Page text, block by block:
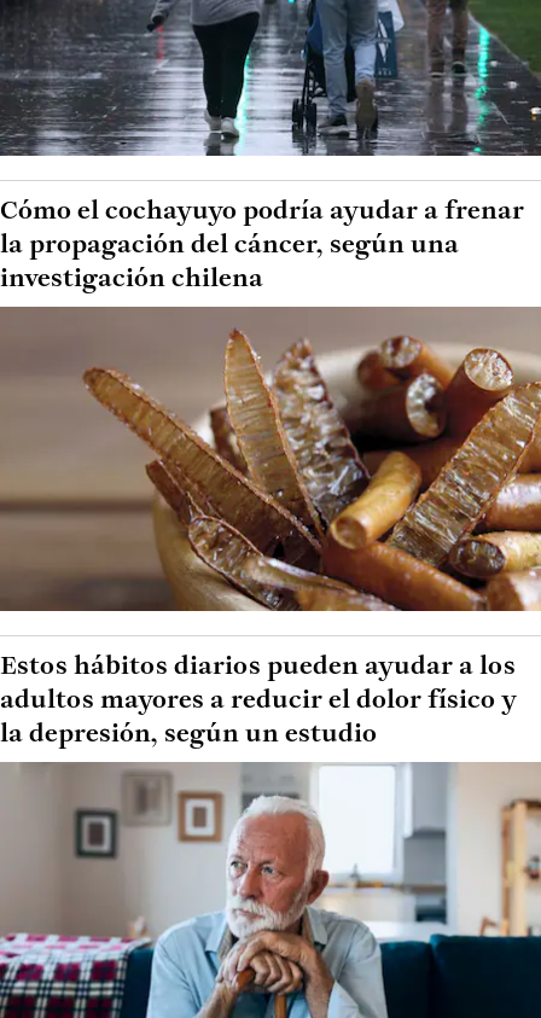
Cómo el cochayuyo podría ayudar a frenar
la propagación del cáncer, según una
investigación chilena
Estos hábitos diarios pueden ayudar a los
adultos mayores a reducir el dolor físico y
la depresión, según un estudio